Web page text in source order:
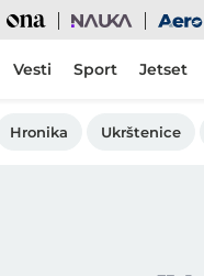
Ona Nauka Aero
Vesti Sport Jetset
Hronika Ukrštenice